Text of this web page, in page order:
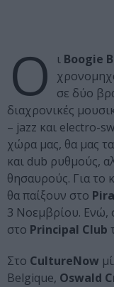
Ο ι Boogie
σε δύο
διαχρονικές
– jazz και electro-
χώρα μας, θα μας
και dub ρυθμούς,
θησαυρούς. Για το
θα παίξουν στο
3 Νοεμβρίου. Ενώ,
στο Principal Club
Στο CultureNow
Belgique, Oswald